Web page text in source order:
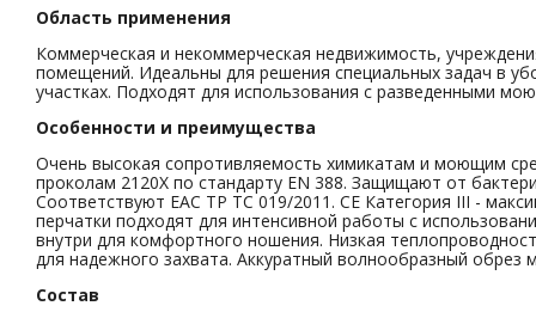
Область применения
Коммерческая и некоммерческая недвижимость,
помещений. Идеальны для решения специальных задач в
участках. Подходят для использования с разведенными
Особенности и преимущества
Очень высокая сопротивляемость химикатам и моющим
проколам 2120Х по стандарту EN 388. Защищают от
Соответствуют EAC ТР ТС 019/2011. СЕ Категория III -
перчатки подходят для интенсивной работы с
внутри для комфортного ношения. Низкая
для надежного захвата. Аккуратный волнообразный
Состав